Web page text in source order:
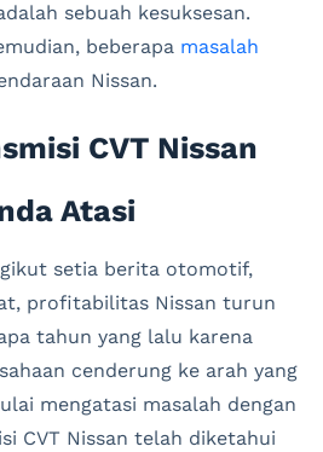
sebuah kesuksesan.
beberapa masalah
Nissan.
CVT Nissan
Atasi
setia berita otomotif,
profitabilitas Nissan turun
tahun yang lalu karena
cenderung ke arah yang
mengatasi masalah dengan
CVT Nissan telah diketahui